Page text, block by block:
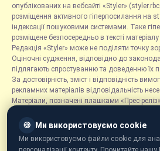
опублікованих на вебсайті «Styler»
розміщення активного гіперпосилання на
індексації пошуковими системами. Таке
розміщене безпосередньо в тексті
Редакція «Styler» може не поділяти точку
Оціночні судження, відповідно до
підлягають спростуванню та доведенню їх
За достовірність, зміст і відповідність
рекламних матеріалів відповідальність
Матеріали, позначені плашками «Прес-
розміщуються на правах реклами.
Рубрика «Новини компаній» є
новини, повідомлення та оголошення,
🍪 Ми використовуємо cookie
Ми використовуємо файли cookie для